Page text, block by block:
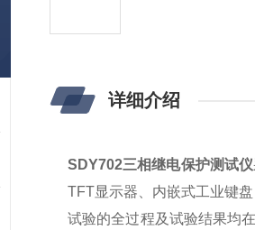
详细介绍
SDY702三相继电保护测试仪
TFT显示器、内嵌式工业键
试验的全过程及试验结果均